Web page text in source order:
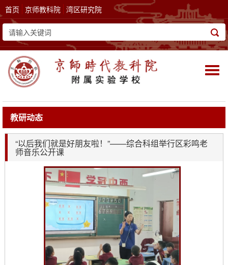
首页 京师教科院 湾区研究院
教研动态
“以后我们就是好朋友啦！”——综合科组举行区彩鸣老
师音乐公开课